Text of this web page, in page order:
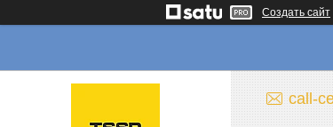
Создать сайт
call-